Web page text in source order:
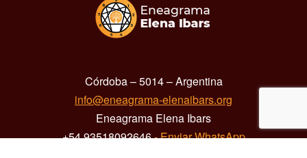
Córdoba – 5014 – Argentina
info@eneagrama-elenaibars.org
Eneagrama Elena Ibars
+54 93518092646- Enviar WhatsApp